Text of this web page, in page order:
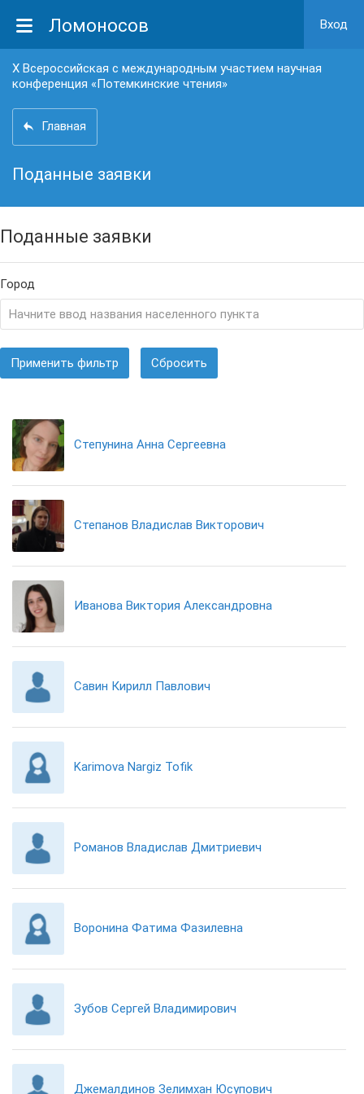
Ломоносов Вход
X Всероссийская с международным участием научная
конференция «Потемкинские чтения»
Главная
Поданные заявки
Поданные заявки
Город
Применить фильтр Сбросить
Степунина Анна Сергеевна
Степанов Владислав Викторович
Иванова Виктория Александровна
Савин Кирилл Павлович
Karimova Nargiz Tofik
Романов Владислав Дмитриевич
Воронина Фатима Фазилевна
Зубов Сергей Владимирович
Джемалдинов Зелимхан Юсупович